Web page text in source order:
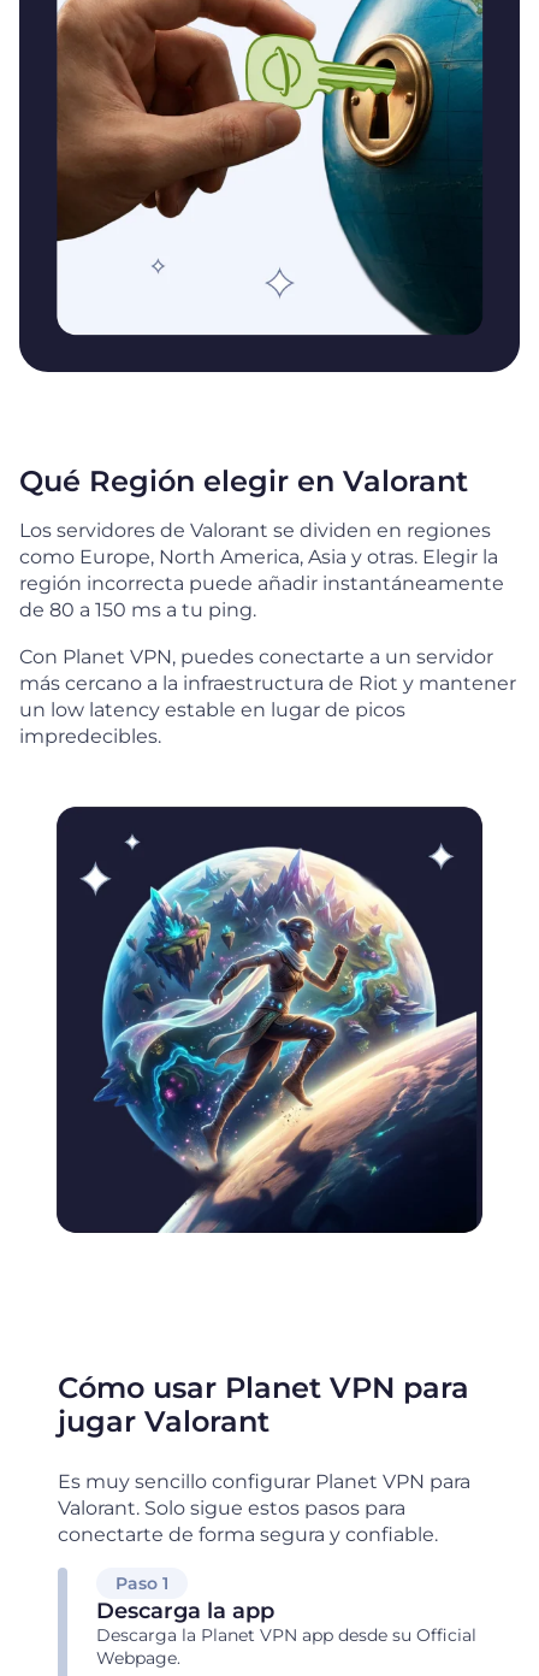
Qué Región elegir en Valorant
Los servidores de Valorant se dividen en regiones
como Europe, North America, Asia y otras. Elegir la
región incorrecta puede añadir instantáneamente
de 80 a 150 ms a tu ping.
Con Planet VPN, puedes conectarte a un servidor
más cercano a la infraestructura de Riot y mantener
un low latency estable en lugar de picos
impredecibles.
Cómo usar Planet VPN para
jugar Valorant
Es muy sencillo configurar Planet VPN para
Valorant. Solo sigue estos pasos para
conectarte de forma segura y confiable.
Paso 1
Descarga la app
Descarga la Planet VPN app desde su Official
Webpage.